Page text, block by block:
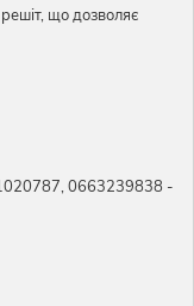
що дозволяє
0663239838 -